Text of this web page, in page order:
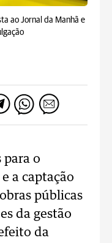
ao Jornal da Manhã e
para o
a captação
públicas
da gestão
da